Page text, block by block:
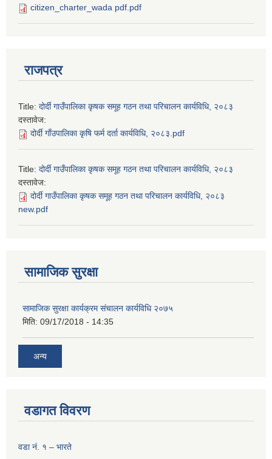
citizen_charter_wada pdf.pdf
राजपत्र
Title: दोर्दी गाउँपालिका कृषक समूह गठन तथा परिचालन कार्यविधि, २०८३
दस्तावेज:
दोर्दी गाँउपालिका कृषि फर्म दर्ता कार्यविधि, २०८३.pdf
Title: दोर्दी गाउँपालिका कृषक समूह गठन तथा परिचालन कार्यविधि, २०८३
दस्तावेज:
दोर्दी गाउँपालिका कृषक समूह गठन तथा परिचालन कार्यविधि, २०८३
new.pdf
सामाजिक सुरक्षा
सामाजिक सुरक्षा कार्यक्रम संचालन कार्यविधि २०७५
मिति: 09/17/2018 - 14:35
अन्य
वडागत विवरण
वडा नं. १ – भारते